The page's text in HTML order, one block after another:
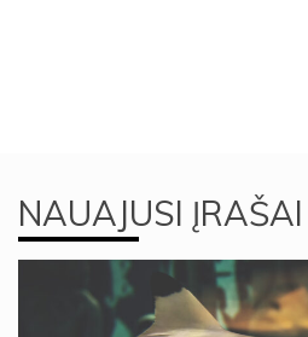
NAUAJUSI ĮRAŠAI